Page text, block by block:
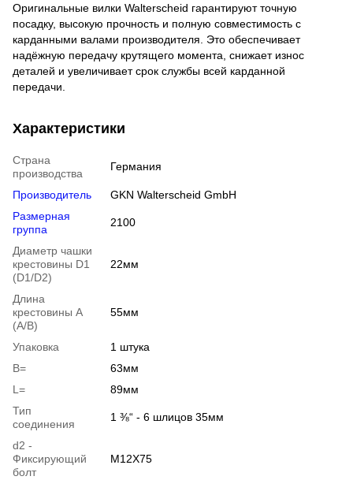
Оригинальные вилки Walterscheid гарантируют точную
посадку, высокую прочность и полную совместимость с
карданными валами производителя. Это обеспечивает
надёжную передачу крутящего момента, снижает износ
деталей и увеличивает срок службы всей карданной
передачи.
Характеристики
Страна
производства
Германия
Производитель
GKN Walterscheid GmbH
Размерная
группа
2100
Диаметр чашки
крестовины D1
(D1/D2)
22мм
Длина
крестовины A
(A/B)
55мм
Упаковка
1 штука
B=
63мм
L=
89мм
Тип
соединения
1 ⅜“ - 6 шлицов 35мм
d2 -
Фиксирующий
болт
M12X75